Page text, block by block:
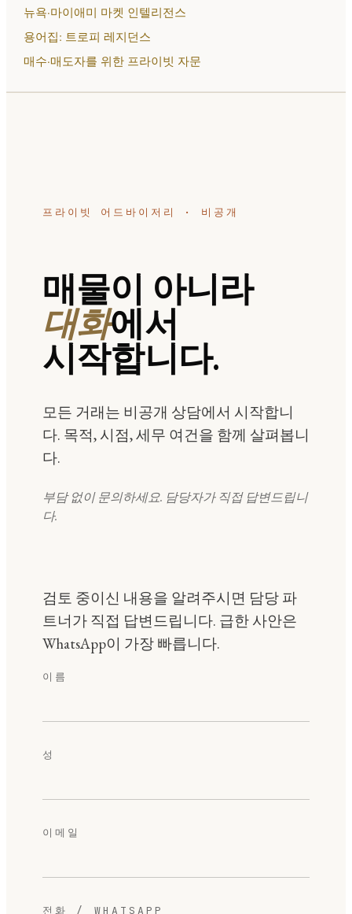
뉴욕·마이애미 마켓 인텔리전스
용어집: 트로피 레지던스
매수·매도자를 위한 프라이빗 자문
프라이빗 어드바이저리 · 비공개
매물이 아니라
대화에서
시작합니다.
모든 거래는 비공개 상담에서 시작합니
다. 목적, 시점, 세무 여건을 함께 살펴봅니
다.
부담 없이 문의하세요. 담당자가 직접 답변드립니
다.
검토 중이신 내용을 알려주시면 담당 파
트너가 직접 답변드립니다. 급한 사안은
WhatsApp이 가장 빠릅니다.
이름
성
이메일
전화 / WHATSAPP